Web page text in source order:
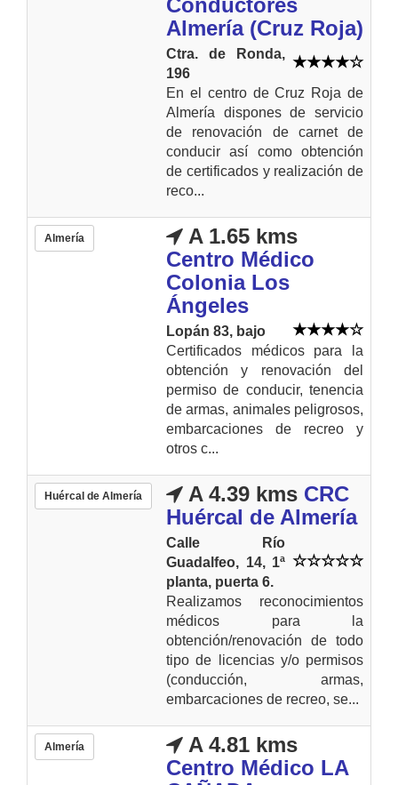
Almería (Cruz Roja)
Ctra. de Ronda,
196
En el centro de Cruz Roja de
Almería dispones de servicio
de renovación de carnet de
conducir así como obtención
de certificados y realización de
reco...
Almería
A 1.65 kms
Centro Médico
Colonia Los
Ángeles
Lopán 83, bajo
Certificados médicos para la
obtención y renovación del
permiso de conducir, tenencia
de armas, animales peligrosos,
embarcaciones de recreo y
otros c...
Huércal de Almería A 4.39 kms CRC
Huércal de Almería
Calle Río
Guadalfeo, 14, 1ª
planta, puerta 6.
Realizamos reconocimientos
médicos para la
obtención/renovación de todo
tipo de licencias y/o permisos
(conducción, armas,
embarcaciones de recreo, se...
Almería
A 4.81 kms
Centro Médico LA